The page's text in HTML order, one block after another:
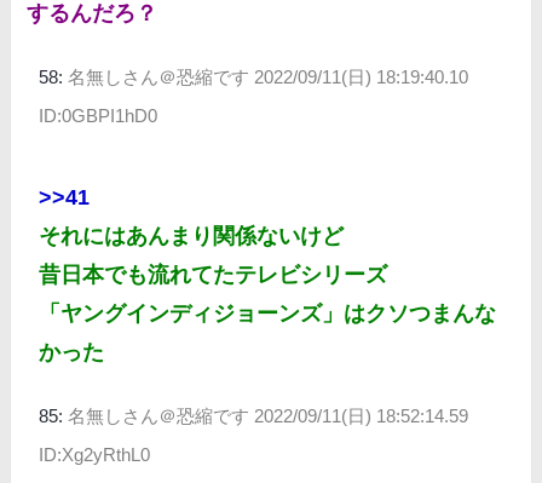
するんだろ？
58:名無しさん＠恐縮です 2022/09/11(日) 18:19:40.10
ID:0GBPI1hD0
>>41
それにはあんまり関係ないけど
昔日本でも流れてたテレビシリーズ
「ヤングインディジョーンズ」はクソつまんな
かった
85:名無しさん＠恐縮です 2022/09/11(日) 18:52:14.59
ID:Xg2yRthL0